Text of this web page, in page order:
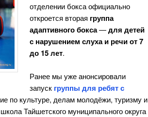
отделении бокса официально
откроется вторая группа
адаптивного бокса—для детей
с нарушением слуха и речи от 7
до 15 лет.
Ранее мы уже анонсировали
запуск группы для ребят с
по культуре, делам молодёжи, туризму и
Тайшетского муниципального округа